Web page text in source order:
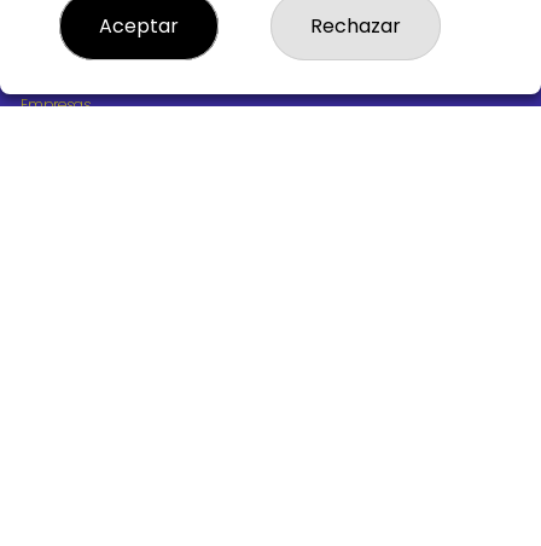
¿Quiénes somos?
Comprar lotería
Resultados
Empresas
Aceptar Rechazar